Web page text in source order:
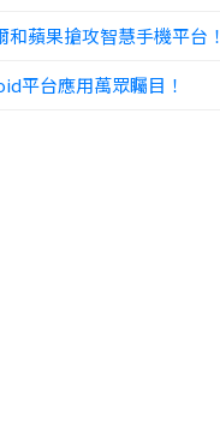
和蘋果搶攻智慧手機平台！
平台應用萬眾矚目！